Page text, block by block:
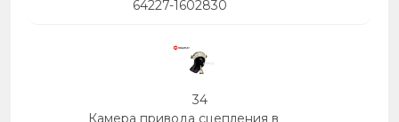
64227-1602830
34
Камера привода сцепления в